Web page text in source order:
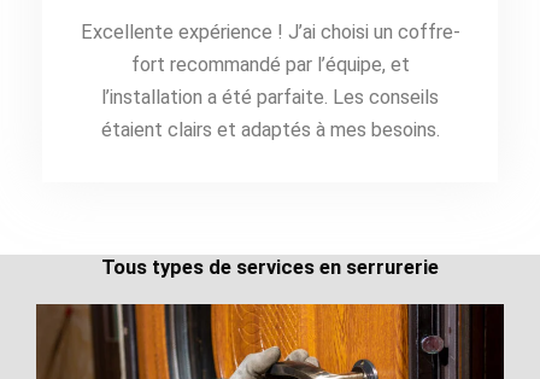
Excellente expérience ! J’ai choisi un coffre-
fort recommandé par l’équipe, et
l’installation a été parfaite. Les conseils
étaient clairs et adaptés à mes besoins.
Tous types de services en serrurerie